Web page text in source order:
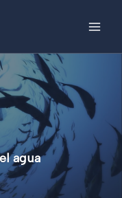
agua